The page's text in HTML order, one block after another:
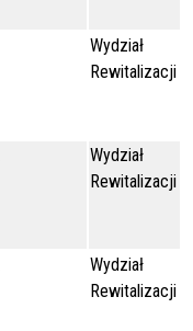
Wydział
Rewitalizacji
Wydział
Rewitalizacji
Wydział
Rewitalizacji